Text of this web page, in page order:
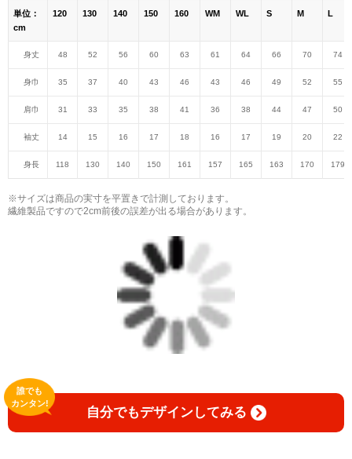
単位：
cm
120 130 140 150 160 WM WL S M L
身丈 48 52 56 60 63 61 64 66 70 74
身巾 35 37 40 43 46 43 46 49 52 55
肩巾 31 33 35 38 41 36 38 44 47 50
袖丈 14 15 16 17 18 16 17 19 20 22
身長 118 130 140 150 161 157 165 163 170 179
※サイズは商品の実寸を平置きで計測しております。
繊維製品ですので2cm前後の誤差が出る場合があります。
自分でもデザインしてみる
誰でも
カンタン!